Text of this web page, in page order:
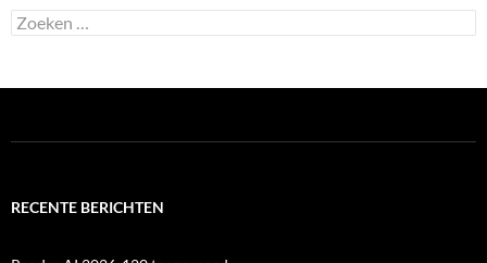
Zoeken
naar:
RECENTE BERICHTEN